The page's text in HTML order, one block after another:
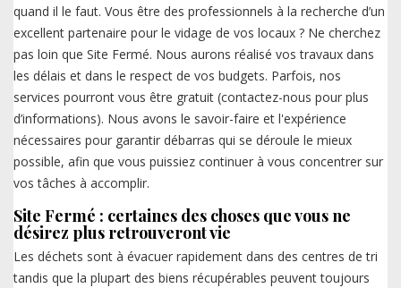
quand il le faut. Vous être des professionnels à la recherche d’un
excellent partenaire pour le vidage de vos locaux ? Ne cherchez
pas loin que Site Fermé. Nous aurons réalisé vos travaux dans
les délais et dans le respect de vos budgets. Parfois, nos
services pourront vous être gratuit (contactez-nous pour plus
d’informations). Nous avons le savoir-faire et l'expérience
nécessaires pour garantir débarras qui se déroule le mieux
possible, afin que vous puissiez continuer à vous concentrer sur
vos tâches à accomplir.
Site Fermé : certaines des choses que vous ne
désirez plus retrouveront vie
Les déchets sont à évacuer rapidement dans des centres de tri
tandis que la plupart des biens récupérables peuvent toujours